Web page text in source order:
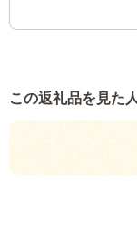
この返礼品を見た